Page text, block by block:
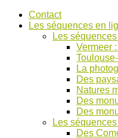
AccéderContact
Les séquences en
Les
Vermeer
La
Des
Natures
Des
Des
Les
Des